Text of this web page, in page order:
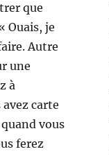
que
Ouais, je
Autre
une
à
carte
vous
ferez